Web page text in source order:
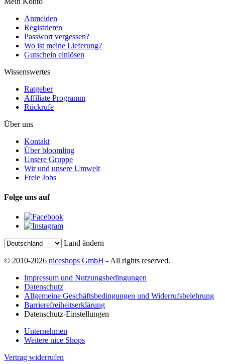
Anmelden
Registrieren
Passwort vergessen?
Wo ist meine Lieferung?
Gutschein einlösen
Wissenswertes
Ratgeber
Affiliate Programm
Rückrufe
Über uns
Kontakt
Über bloomling
Unsere Gruppe
Wir und unsere Umwelt
Freie Jobs
Folge uns auf
Land ändern
© 2010-2026 niceshops GmbH - All rights reserved.
Impressum und Nutzungsbedingungen
Datenschutz
Allgemeine Geschäftsbedingungen und Widerrufsbelehrung
Barrierefreiheitserklärung
Datenschutz-Einstellungen
Unternehmen
Weitere nice Shops
Vertrag widerrufen